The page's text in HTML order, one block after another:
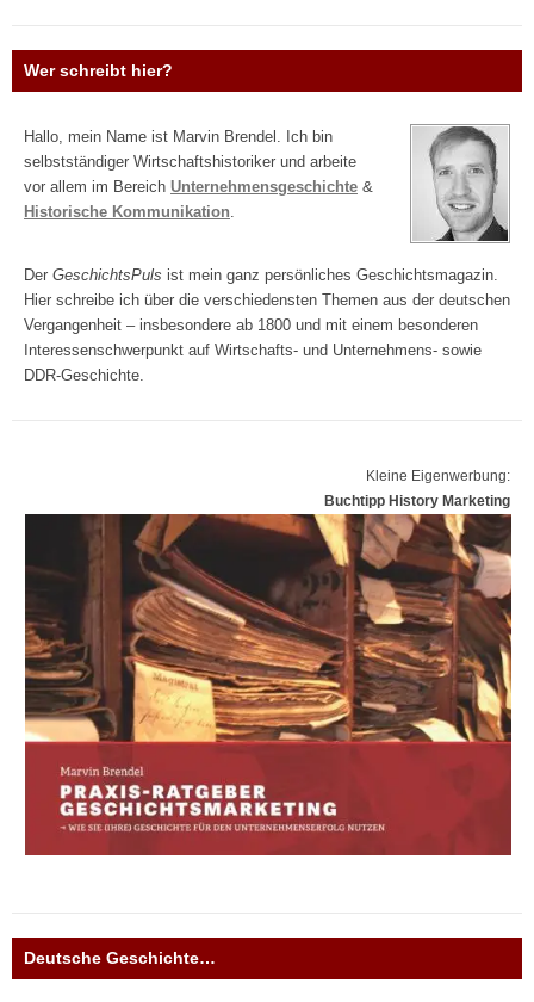
Wer schreibt hier?
Hallo, mein Name ist Marvin Brendel. Ich bin
selbstständiger Wirtschaftshistoriker und arbeite
vor allem im Bereich Unternehmensgeschichte &
Historische Kommunikation
Der GeschichtsPuls ist mein ganz persönliches Geschichtsmagazin.
Hier schreibe ich über die verschiedensten Themen aus der deutschen
Vergangenheit – insbesondere ab 1800 und mit einem besonderen
Interessenschwerpunkt auf Wirtschafts- und Unternehmens- sowie
DDR-Geschichte.
Kleine Eigenwerbung:
Buchtipp History Marketing
Deutsche Geschichte…